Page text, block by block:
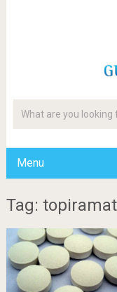
Menu
Tag: